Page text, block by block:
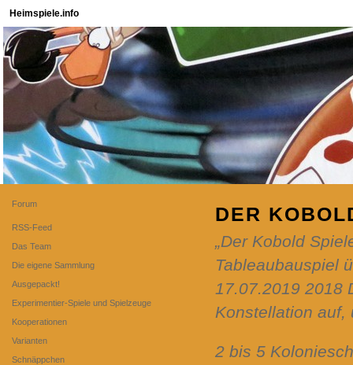
Heimspiele.info
DER
„Der Kobold
Tableaubauspiel
17.07.2019 2018
Konstellation auf,
2 bis 5
Forum
RSS-Feed
Das Team
Die eigene Sammlung
Ausgepackt!
Experimentier-Spiele und Spielzeuge
Kooperationen
Varianten
Schnäppchen